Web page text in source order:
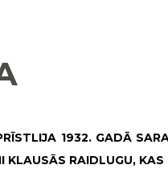
1932. GADĀ
RAIDLUGU,